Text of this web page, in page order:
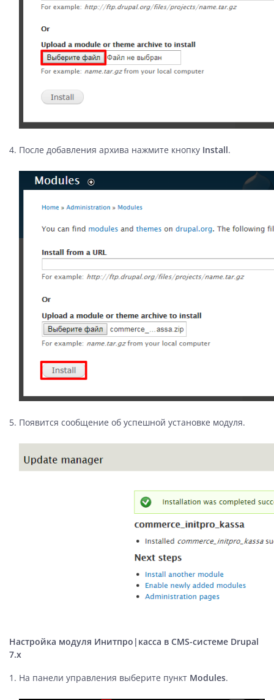
После добавления архива нажмите кнопку Install.
Появится сообщение об успешной установке модуля.
Настройка модуля Инитпро|касса в CMS-системе Drupal
7.x
На панели управления выберите пункт Modules.